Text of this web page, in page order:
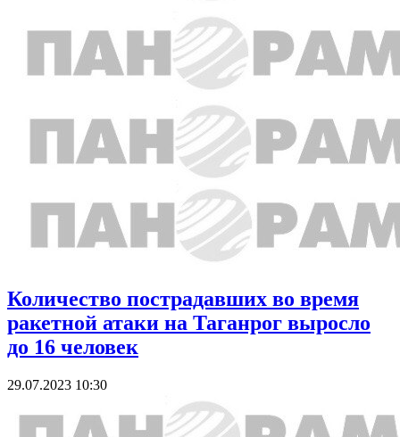
Количество пострадавших во время
ракетной атаки на Таганрог выросло
до 16 человек
29.07.2023 10:30